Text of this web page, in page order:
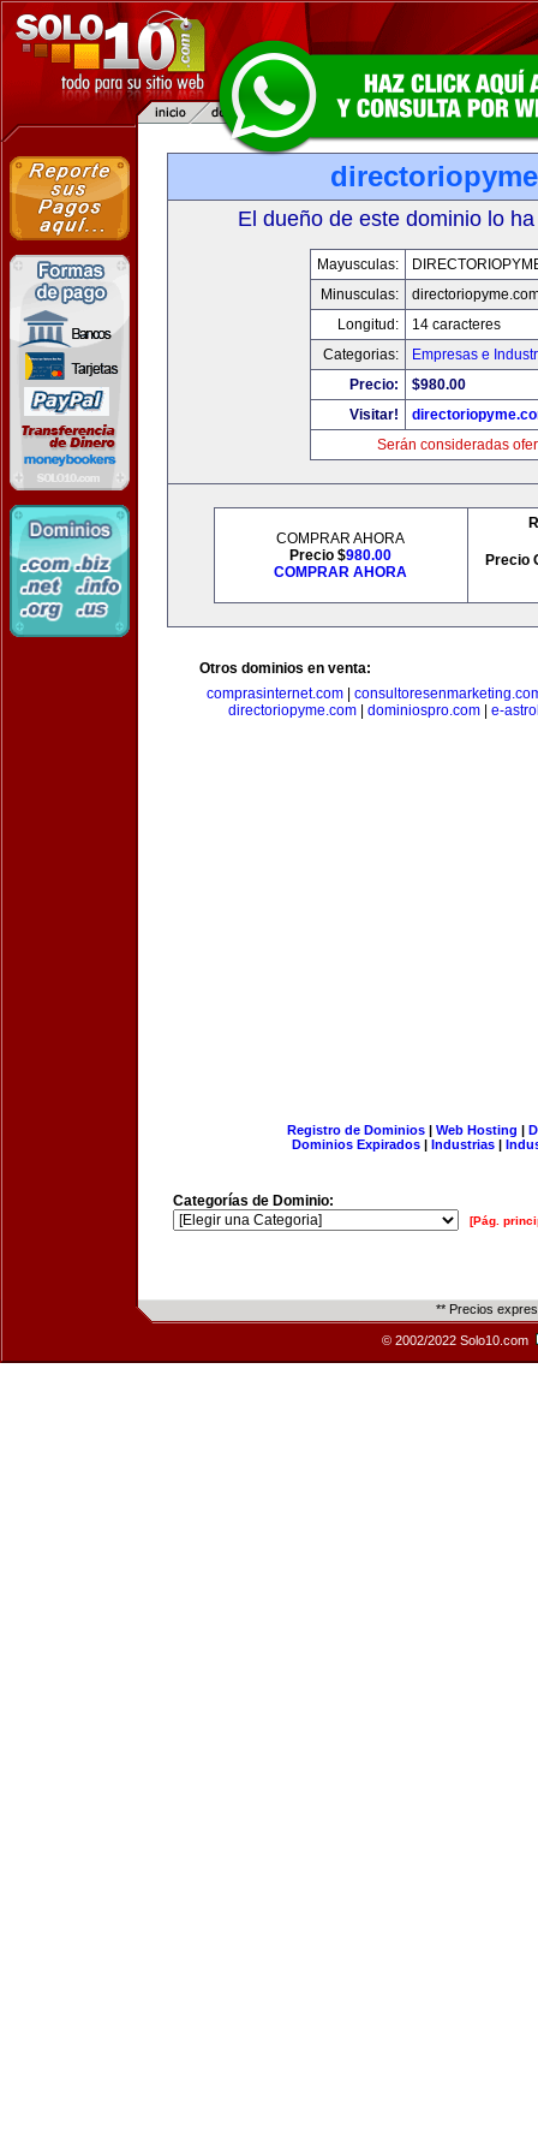
El dueño de este dominio lo
Mayusculas:
Minusculas:
Longitud:
14 caracteres
Categorias:
Empresas e
Precio:
$980.00
Visitar!
Serán consideradas
COMPRAR AHORA
Precio $980.00
COMPRAR AHORA
Precio
Otros dominios en venta:
comprasinternet.com|
directoriopyme.com| dominiospro.com| e-
Registro de Dominios| Web Hosting |
Dominios Expirados | Industrias |
Categorías de Dominio:
[Pág.
** Precios
© 2002/2022 Solo10.com